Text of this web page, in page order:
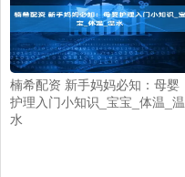
楠希配资 新手妈妈必知：母婴
护理入门小知识_宝宝_体温_温
水